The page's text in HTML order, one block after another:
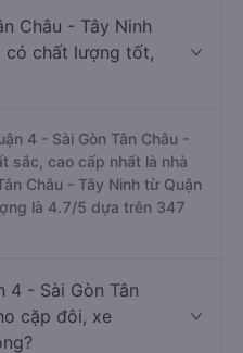
Châu - Tây Ninh
có chất lượng tốt,
4 - Sài Gòn Tân Châu -
sắc, cao cấp nhất là nhà
Châu - Tây Ninh từ Quận
là 4.7/5 dựa trên 347
4 - Sài Gòn Tân
cặp đôi, xe